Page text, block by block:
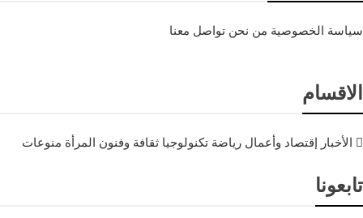
سياسة الخصوصية من نحن تواصل معنا
الاقسام
الأخبار إقتصاد وأعمال رياضة تكنولوجيا ثقافة وفنون المرأة منوعات
تابعونا